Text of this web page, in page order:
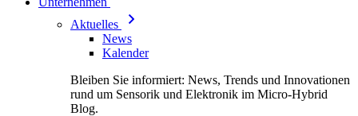
Aktuelles
News
Kalender
Bleiben Sie informiert: News, Trends und Innovationen
rund um Sensorik und Elektronik im Micro-Hybrid
Blog.